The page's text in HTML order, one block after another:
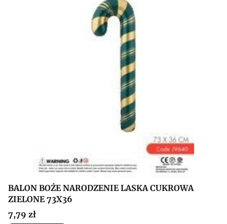
BALON BOŻE NARODZENIE LASKA CUKROWA
ZIELONE 73X36
Cena
7,79 zł